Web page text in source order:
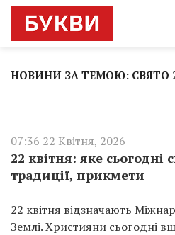
НОВИНИ ЗА ТЕМОЮ: СВЯТО
07:36 22 Квітня, 2026
22 квітня: яке сьогодні
традиції, прикмети
22 квітня відзначають
Землі. Християни сьогодні